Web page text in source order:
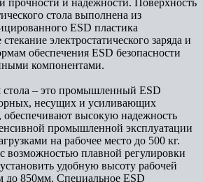
стола выполнена из
ESD пластика
электростатического заряда и
обеспечения ESD безопасности
компонентами.
стола – это промышленный ESD
несущих и усиливающих
обеспечивают высокую надежность
промышленной эксплуатации
на рабочее место до 500 кг.
возможностью плавной регулировки
удобную высоту рабочей
до 850мм. Специальное ESD